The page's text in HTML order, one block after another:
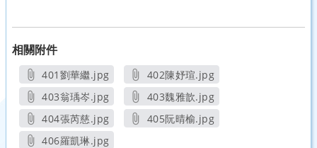
相關附件
401劉華繼.jpg
另開新視窗
402陳妤瑄.jpg
另開新視窗
403翁瑀岑.jpg
另開新視窗
403魏雅歆.jpg
另開新視窗
404張芮慈.jpg
另開新視窗
405阮晴榆.jpg
406羅凱琳.jpg